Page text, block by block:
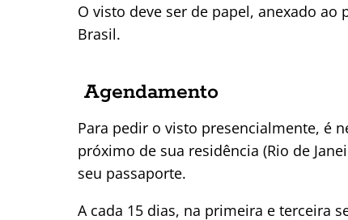
O visto deve ser de papel, anexado
Brasil.
Agendamento
Para pedir o visto presencialmente, é
próximo de sua residência (Rio de
seu passaporte.
A cada 15 dias, na primeira e terceira